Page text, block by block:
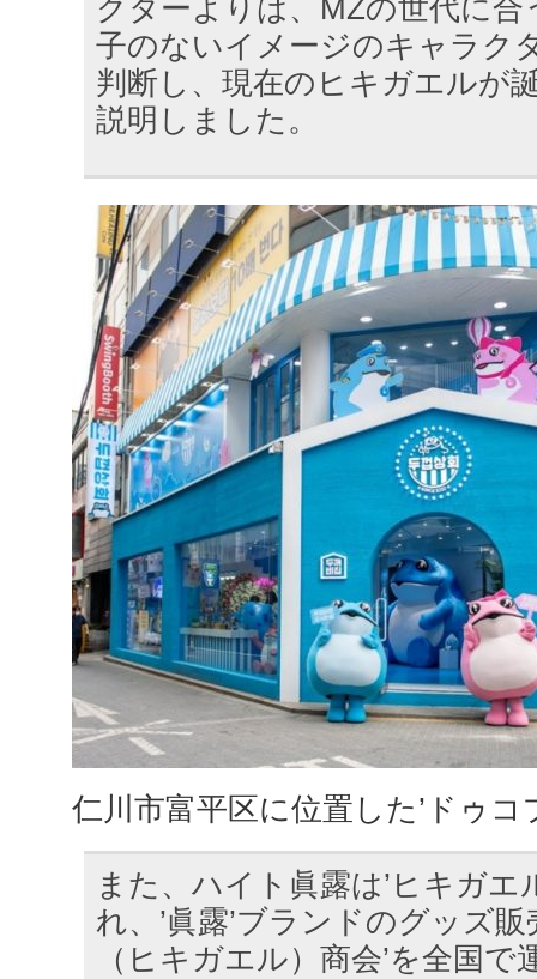
クターよりは、MZの世代に
子のないイメージのキャラク
判断し、現在のヒキガエルが
説明しました。
仁川市富平区に位置した’ドゥコ
また、ハイト眞露は’ヒキガエ
れ、’眞露’ブランドのグッズ
（ヒキガエル）商会’を全国で